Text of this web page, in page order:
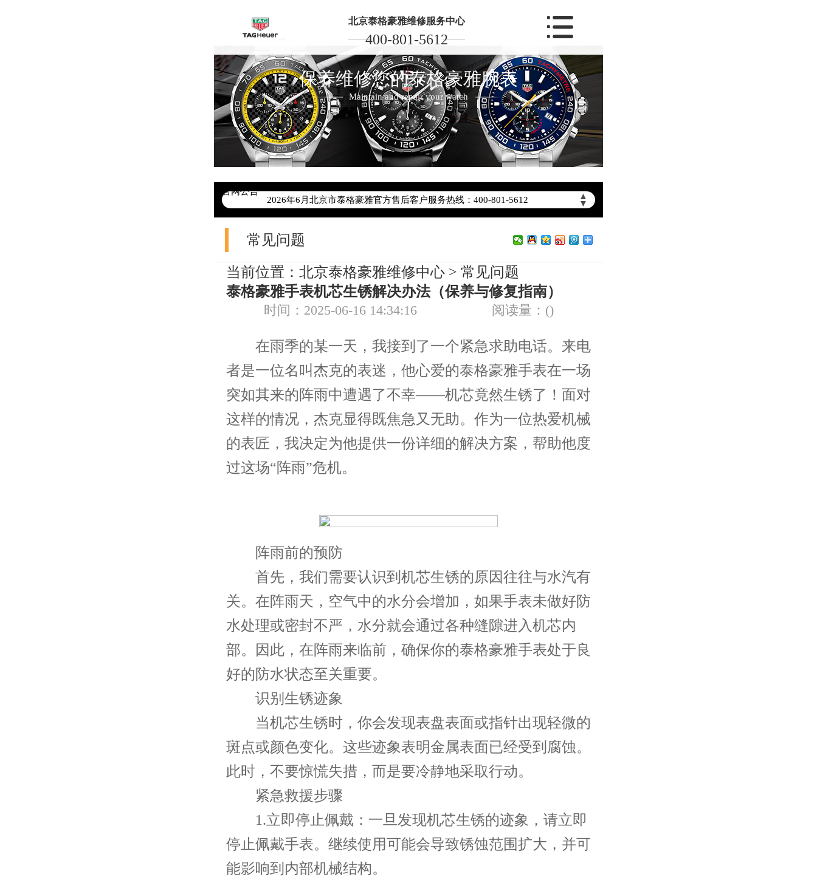
北京泰格豪雅维修服务中心
400-801-5612
保养维修您的泰格豪雅腕表
Maintain and repair your watch
官网公告
>
▲
▼
2026年6月泰格豪雅北京市售后服务网络优化升级公告
2026年6月北京市泰格豪雅官方售后客户服务热线：400-801-5612
2026年6月泰格豪雅售后服务中心最新网点地址：
北京市东城区东长安街1号东方广场写字楼W3座6层602室（需提前预约）
节假日正常营业！
常见问题
当前位置： 北京泰格豪雅维修中心 > 常见问题
泰格豪雅手表机芯生锈解决办法（保养与修复指南）
时间：2025-06-16 14:34:16 阅读量：()
在雨季的某一天，我接到了一个紧急求助电话。来电
者是一位名叫杰克的表迷，他心爱的泰格豪雅手表在一场
突如其来的阵雨中遭遇了不幸——机芯竟然生锈了！面对
这样的情况，杰克显得既焦急又无助。作为一位热爱机械
的表匠，我决定为他提供一份详细的解决方案，帮助他度
过这场“阵雨”危机。
阵雨前的预防
首先，我们需要认识到机芯生锈的原因往往与水汽有
关。在阵雨天，空气中的水分会增加，如果手表未做好防
水处理或密封不严，水分就会通过各种缝隙进入机芯内
部。因此，在阵雨来临前，确保你的泰格豪雅手表处于良
好的防水状态至关重要。
识别生锈迹象
当机芯生锈时，你会发现表盘表面或指针出现轻微的
斑点或颜色变化。这些迹象表明金属表面已经受到腐蚀。
此时，不要惊慌失措，而是要冷静地采取行动。
紧急救援步骤
1.立即停止佩戴：一旦发现机芯生锈的迹象，请立即
停止佩戴手表。继续使用可能会导致锈蚀范围扩大，并可
能影响到内部机械结构。